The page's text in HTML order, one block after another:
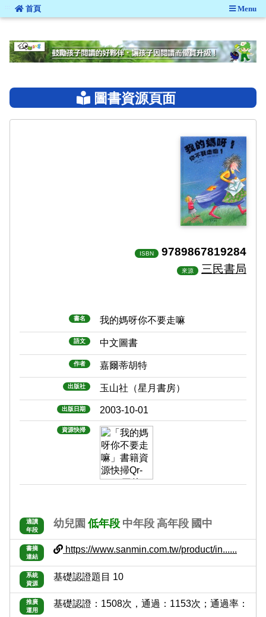
::: 首頁 Menu
圖書資源頁面
ISBN 9789867819284
來源 三民書局
書名 我的媽呀你不要走嘛
語文 中文圖書
作者 嘉爾蒂胡特
出版社 玉山社（星月書房）
出版日期 2003-10-01
資源快掃
適讀
年段
幼兒園 低年段 中年段 高年段 國中
書摘
連結
https://www.sanmin.com.tw/product/in......
系統
資源
基礎認證題目 10
推廣
運用
基礎認證：1508次，通過：1153次；通過率：